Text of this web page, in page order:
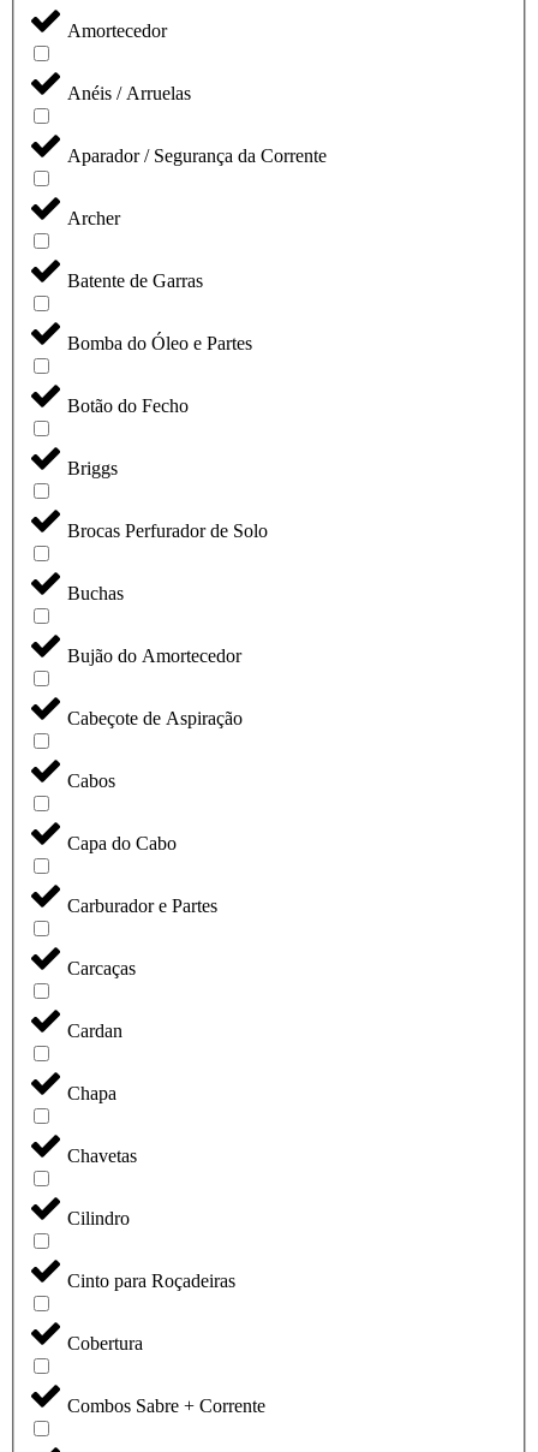
Amortecedor
Anéis / Arruelas
Aparador / Segurança da Corrente
Archer
Batente de Garras
Bomba do Óleo e Partes
Botão do Fecho
Briggs
Brocas Perfurador de Solo
Buchas
Bujão do Amortecedor
Cabeçote de Aspiração
Cabos
Capa do Cabo
Carburador e Partes
Carcaças
Cardan
Chapa
Chavetas
Cilindro
Cinto para Roçadeiras
Cobertura
Combos Sabre + Corrente